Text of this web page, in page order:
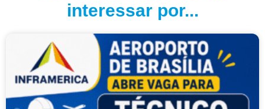
interessar por...